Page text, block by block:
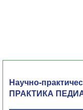
Научно-
ПРАКТИКА